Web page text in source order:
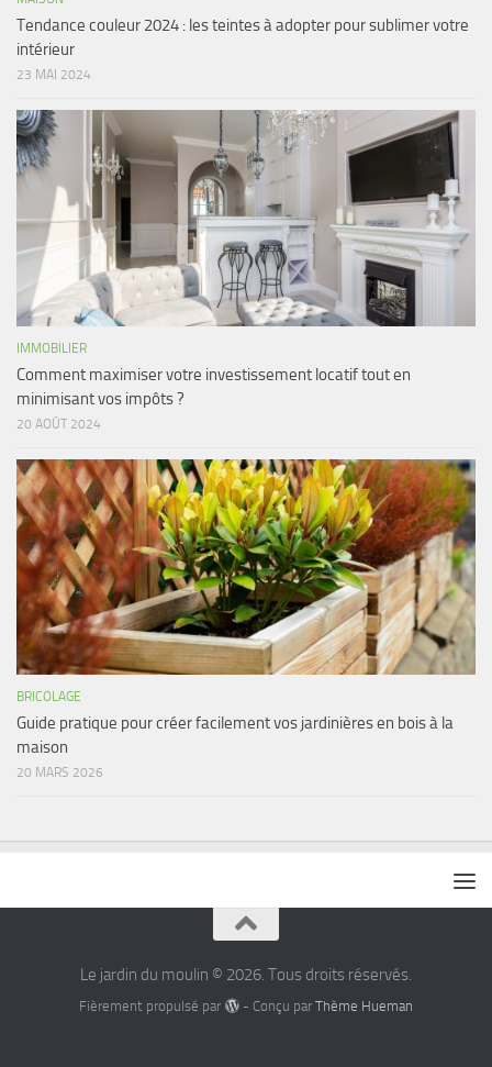
Tendance couleur 2024 : les teintes à adopter pour sublimer votre
intérieur
23 MAI 2024
IMMOBILIER
Comment maximiser votre investissement locatif tout en
minimisant vos impôts ?
20 AOÛT 2024
BRICOLAGE
Guide pratique pour créer facilement vos jardinières en bois à la
maison
20 MARS 2026
Le jardin du moulin © 2026. Tous droits réservés.
Fièrement propulsé par - Conçu par Thème Hueman